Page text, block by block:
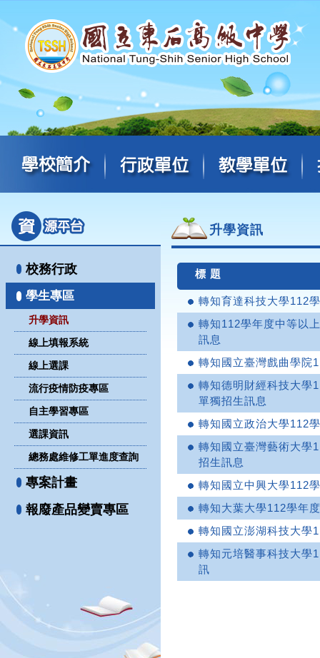
校務行政
學生專區
升學資訊
線上填報系統
線上選課
流行疫情防疫專區
自主學習專區
選課資訊
總務處維修工單進度查詢
專案計畫
報廢產品變賣專區
升學資訊
標 題
轉知育達科技大學112
轉知112學年度中等以
訊息
轉知國立臺灣戲曲學院
轉知德明財經科技大學
單獨招生訊息
轉知國立政治大學112
轉知國立臺灣藝術大學
招生訊息
轉知國立中興大學112
轉知大葉大學112學年
轉知國立澎湖科技大學
轉知元培醫事科技大學
訊